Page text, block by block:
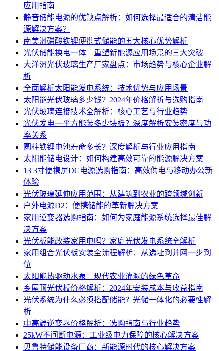
应用指南
静音储能电源的优缺点解析：如何选择最适合的清洁能
源解决方案？
南美洲磷酸铁锂便携式储能的五大核心优势解析
光伏储能换电一体：重塑新能源应用场景的三大突破
大洋洲光伏玻璃生产厂家盘点：市场趋势与核心企业解
析
全面解析太阳能发电系统：技术优势与应用场景
太阳能光伏玻璃多少钱？2024年价格解析与选购指南
光伏玻璃连接技术全解析：核心工艺与行业趋势
光伏发电一平方能装多少块板？深度解析安装密度与功
率关系
圆柱铁锂电池寿命多长？深度解析与行业应用指南
太阳能储电设计：如何构建高效可靠的能源解决方案
13 3寸便携屏DC电源选购指南：高效供电与移动办公新
体验
光伏玻璃延伸应用范围：从建筑到农业的跨领域创新
户外电源D2：便携储能的革新解决方案
家用逆变器选购指南：如何为家庭能源系统选择最佳解
决方案
光伏板能改装家用电吗？家庭光伏发电系统全解析
家用组合光伏板安装全流程解析：从选址到并网一步到
位
太阳能热驱动水泵：现代农业灌溉的绿色革命
乡屋顶光伏板价格解析：2024年安装成本与收益指南
光伏系统为什么必须搭配储能？光储一体化的必要性解
析
中高端逆变器价格解析：选购指南与行业趋势
25kW不间断电源：工业级电力保障的核心解决方案
贝鲁特储能设备厂商：新能源时代的核心解决方案